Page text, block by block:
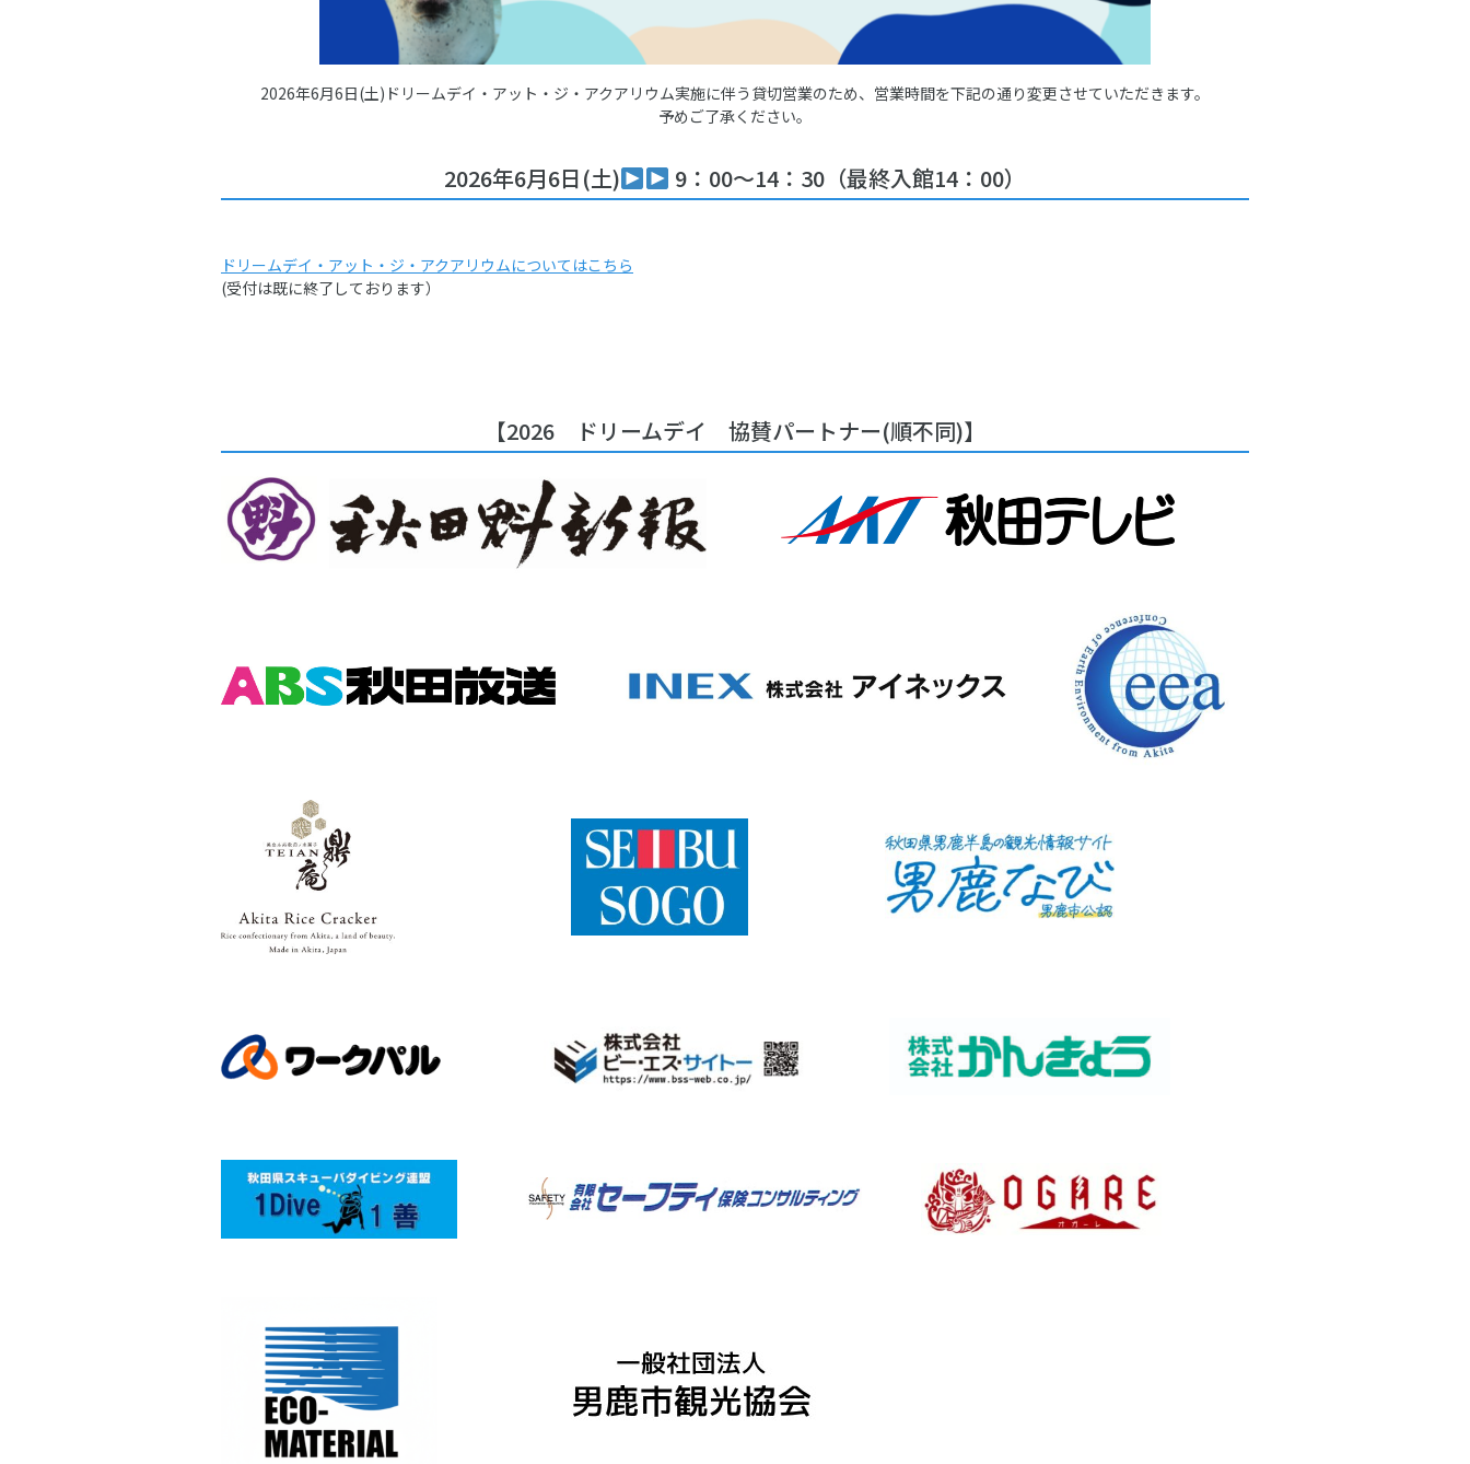
2026年6月6日(土)ドリームデイ・アット・ジ・アクアリウム実施に伴う貸切営業のため、営業時間を下記の通り変更させていただきます。
予めご了承ください。
2026年6月6日(土) 9：00～14：30（最終入館14：00）
ドリームデイ・アット・ジ・アクアリウムについてはこちら
(受付は既に終了しております）
【2026 ドリームデイ 協賛パートナー(順不同)】